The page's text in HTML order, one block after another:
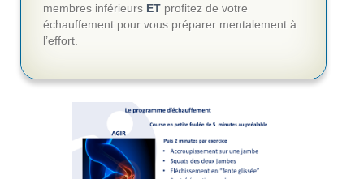
membres inférieurs ET profitez de votre
échauffement pour vous préparer mentalement à
l’effort.